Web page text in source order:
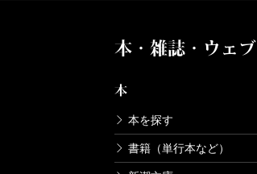
本・雑誌・ウェブ
本
本を探す
書籍（単行本など）